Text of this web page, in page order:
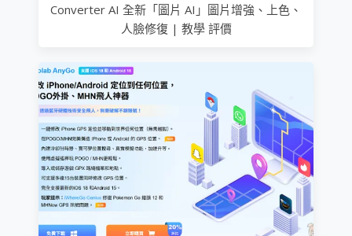
Converter AI 全新「圖片 AI」圖片增強、上色、
人臉修復 | 教學 評價